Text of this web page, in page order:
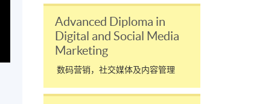
Advanced Diploma in
Digital and Social Media
Marketing
数码营销，社交媒体及内容管理